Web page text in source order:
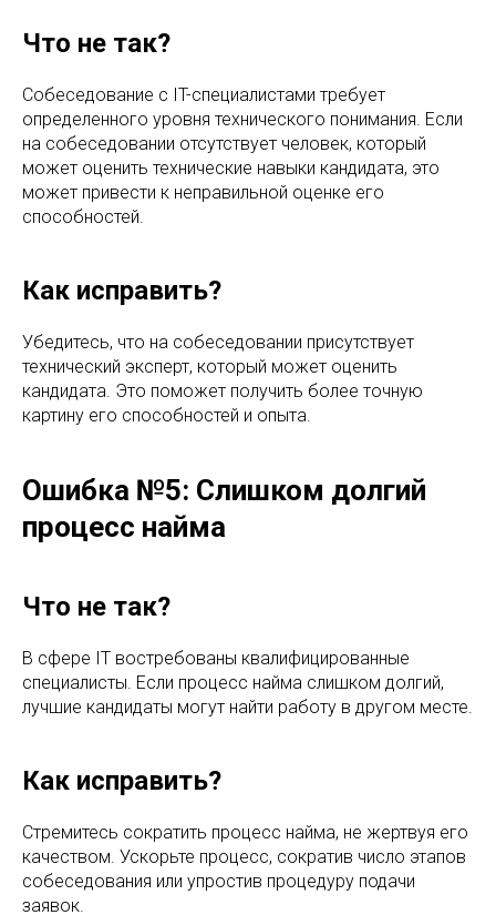
Что не так?
Собеседование с IT-специалистами требует
определенного уровня технического понимания. Если
на собеседовании отсутствует человек, который
может оценить технические навыки кандидата, это
может привести к неправильной оценке его
способностей.
Как исправить?
Убедитесь, что на собеседовании присутствует
технический эксперт, который может оценить
кандидата. Это поможет получить более точную
картину его способностей и опыта.
Ошибка №5: Слишком долгий
процесс найма
Что не так?
В сфере IT востребованы квалифицированные
специалисты. Если процесс найма слишком долгий,
лучшие кандидаты могут найти работу в другом месте.
Как исправить?
Стремитесь сократить процесс найма, не жертвуя его
качеством. Ускорьте процесс, сократив число этапов
собеседования или упростив процедуру подачи
заявок.